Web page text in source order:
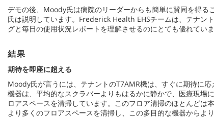
デモの後、Moody氏は病院のリーダーからも簡単に賛同を得
氏は説明しています。Frederick Health EHSチームは、テナン
グと毎日の使用状況レポートを理解させるのにとても優れてい
結果
期待を即座に超える
Moody氏が言うには、テナントのT7AMR機は、すぐに期待に
機器は、平均的なスクラバーよりもはるかに静かで、医療現場
ロアスペースを清掃しています。このフロア清掃のほとんど
より多くのフロアスペースを清掃し、この多目的な機器からよ